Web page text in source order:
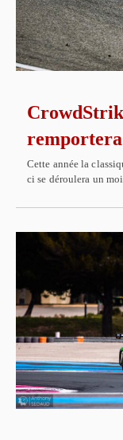
Cette année la
ci se déroulera un